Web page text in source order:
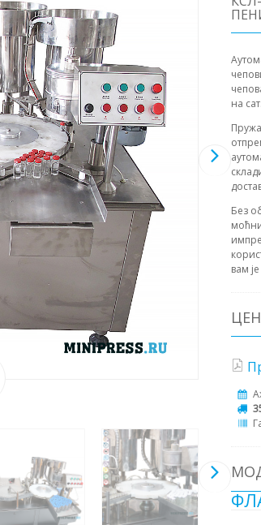
на
Без
вам